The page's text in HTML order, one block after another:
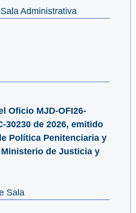
Administrativa
Oficio MJD-OFI26-
30230 de 2026, emitido
Política Penitenciaria y
de Justicia y
Sala